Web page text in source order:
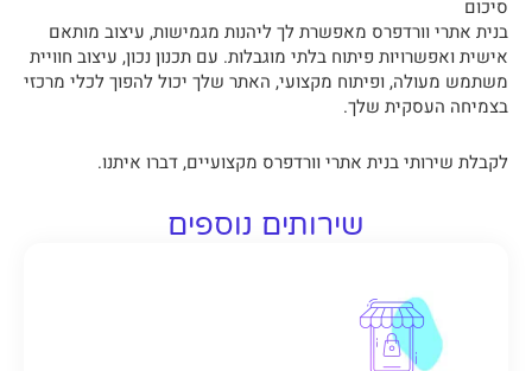
סיכום
בנית אתרי וורדפרס מאפשרת לך ליהנות מגמישות, עיצוב מותאם
אישית ואפשרויות פיתוח בלתי מוגבלות. עם תכנון נכון, עיצוב חוויית
משתמש מעולה, ופיתוח מקצועי, האתר שלך יכול להפוך לכלי מרכזי
בצמיחה העסקית שלך.
לקבלת שירותי בנית אתרי וורדפרס מקצועיים, דברו איתנו.
שירותים נוספים